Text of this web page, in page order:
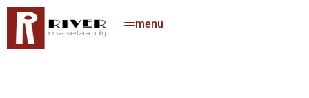
menu